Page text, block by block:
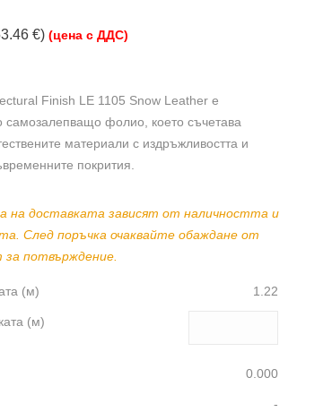
€)(цена с ДДС)
Finish LE 1105 Snow Leather е
самозалепващо фолио, което съчетава
материали с издръжливостта и
покрития.
на доставката зависят от наличността и
След поръчка очаквайте обаждане от
потвърждение.
(м) 1.22
(м)
0.000
-